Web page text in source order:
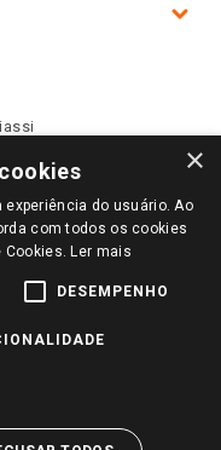
×
do usuário. Ao
com todos os cookies
Ler mais
DESEMPENHO